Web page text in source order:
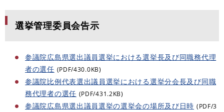
選挙管理委員会告示
参議院広島県選出議員選挙における選挙長及び同職務代理
者の選任 (PDF/430.0KB)
参議院比例代表選出議員選挙における選挙分会長及び同職
務代理者の選任 (PDF/431.2KB)
参議院広島県選出議員選挙の選挙会の場所及び日時 (PDF/3